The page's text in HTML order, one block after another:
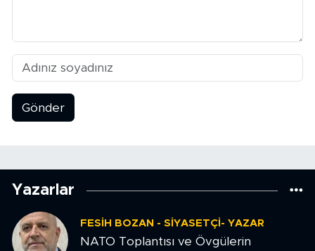
Gönder
Yazarlar
FESIH BOZAN - SIYASETÇI- YAZAR
NATO Toplantısı ve Övgülerin